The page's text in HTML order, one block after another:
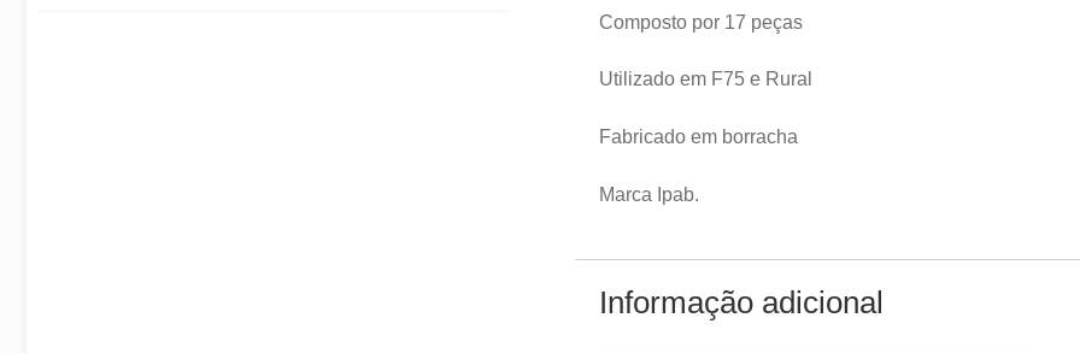
Composto por 17 peças
Utilizado em F75 e Rural
Fabricado em borracha
Marca Ipab.
Informação adicional